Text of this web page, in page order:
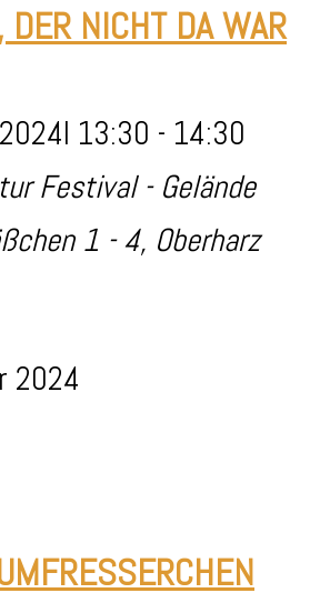
DER NICHT DA WAR
13:30 - 14:30
Festival - Gelände
1 - 4, Oberharz
2024